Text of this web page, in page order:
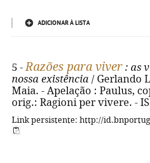
ADICIONAR À LISTA
5 -Razões para viver : as
nossa existência / Gerlando
Maia. - Apelação : Paulus,
orig.: Ragioni per vivere. -
Link persistente: http://